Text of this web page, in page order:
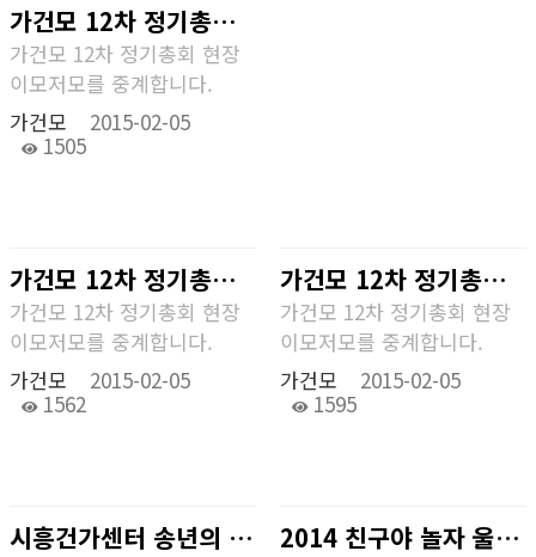
가건모 12차 정기총회 현장 중계
가건모 12차 정기총회 현장
이모저모를 중계합니다.
가건모
2015-02-05
1505
가건모 12차 정기총회 현장 중계
가건모 12차 정기총회 현장
이모저모를 중계합니다.
가건모
2015-02-05
1562
가건모 12차 정기총회 중계
가건모 12차 정기총회 현장
이모저모를 중계합니다.
가건모
2015-02-05
1595
시흥건가센터 송년의 밤 현장 2014 친구야 놀자 울산지부 중계